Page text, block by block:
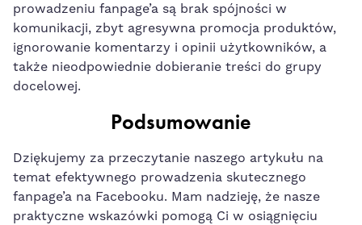
prowadzeniu fanpage’a są brak spójności⁣ w
komunikacji, zbyt agresywna promocja produktów,
ignorowanie komentarzy i opinii ‍użytkowników, a
także nieodpowiednie dobieranie treści⁣ do grupy
docelowej.
Podsumowanie
Dziękujemy za⁢ przeczytanie naszego‌ artykułu na
temat ⁢efektywnego prowadzenia skutecznego
fanpage’a na Facebooku. Mam nadzieję, że​ nasze
praktyczne wskazówki pomogą Ci w osiągnięciu